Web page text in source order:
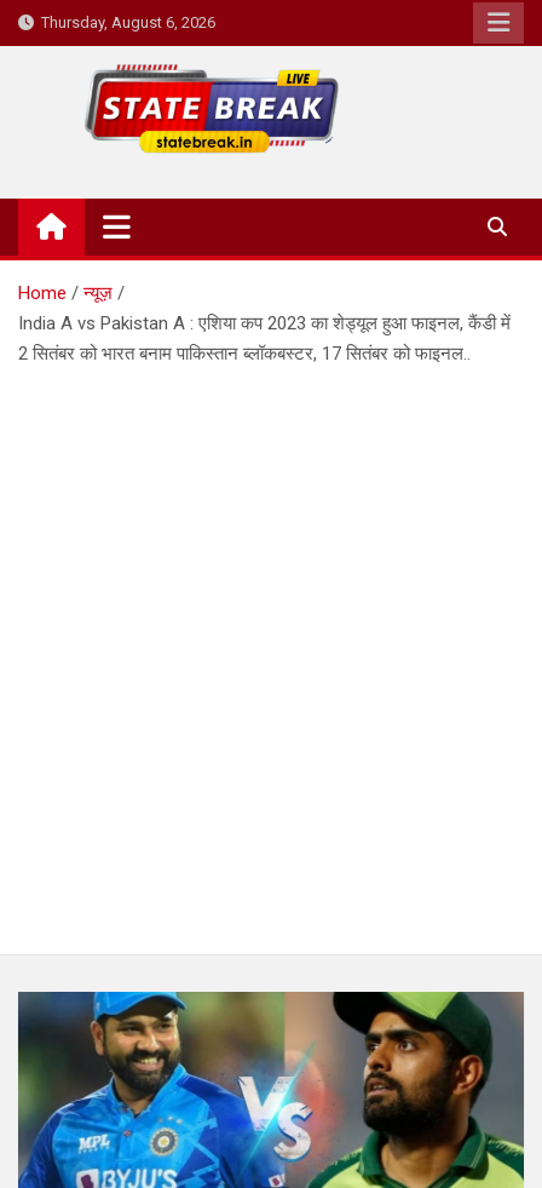
Skip
to
Thursday, August 6, 2026
State Break
Home
न्यूज़
India A vs Pakistan A : एशिया कप 2023 का शेड्यूल हुआ फाइनल, कैंडी में
2 सितंबर को भारत बनाम पाकिस्तान ब्लॉकबस्टर, 17 सितंबर को फाइनल..